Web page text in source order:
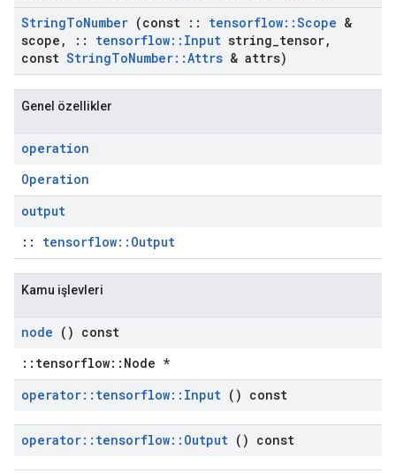
StringToNumber (const :: tensorflow::Scope &
scope , :: tensorflow:: Input string tensor,
const StringToNumber::Attrs & attrs)
Genel özellikler
operation
Operation
output
:: tensorflow::Output
Kamu işlevleri
node () const
::tensorflow::Node *
operator:: tensorflow:: Input () const
operator:: tensorflow:: Output () const